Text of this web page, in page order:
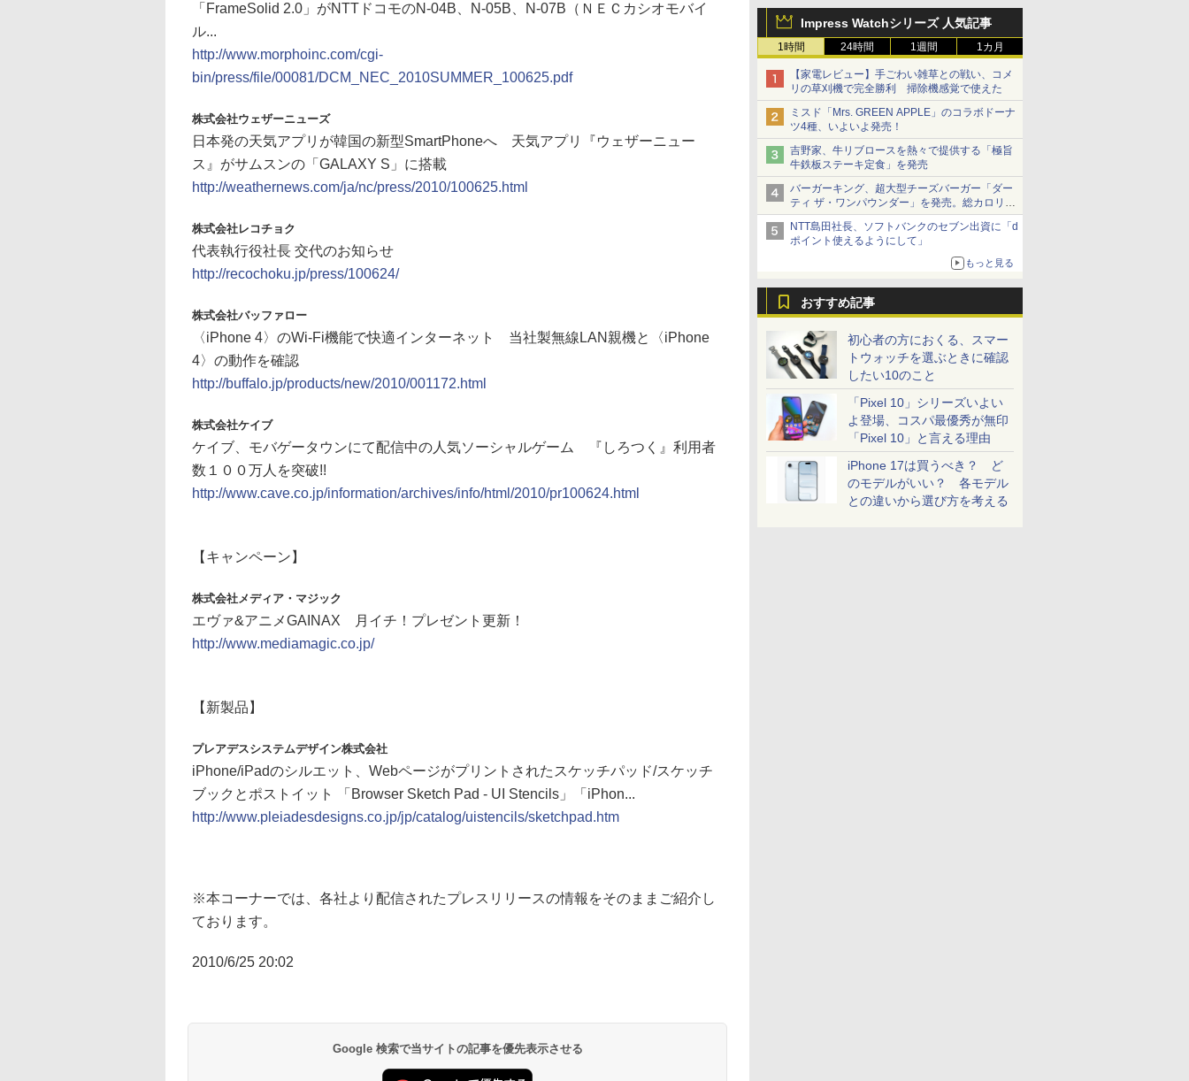
Impress Watchシリーズ 人気記事
1時間 24時間 1週間 1カ月
【家電レビュー】手ごわい雑草との戦い、コメ
リの草刈機で完全勝利 掃除機感覚で使えた
ミスド「Mrs. GREEN APPLE」のコラボドーナ
ツ4種、いよいよ発売！
吉野家、牛リブロースを熱々で提供する「極旨
牛鉄板ステーキ定食」を発売
バーガーキング、超大型チーズバーガー「ダー
ティ ザ・ワンパウンダー」を発売。総カロリー
約1656kcal、総重量約527g！
NTT島田社長、ソフトバンクのセブン出資に「d
ポイント使えるようにして」
もっと見る
おすすめ記事
初心者の方におくる、スマー
トウォッチを選ぶときに確認
したい10のこと
「Pixel 10」シリーズいよい
よ登場、コスパ最優秀が無印
「Pixel 10」と言える理由
iPhone 17は買うべき？ ど
のモデルがいい？ 各モデル
との違いから選び方を考える
「FrameSolid 2.0」がNTTドコモのN-04B、N-05B、N-07B（ＮＥＣカシオモバイ
ル...
http://www.morphoinc.com/cgi-
bin/press/file/00081/DCM_NEC_2010SUMMER_100625.pdf
株式会社ウェザーニューズ
日本発の天気アプリが韓国の新型SmartPhoneへ 天気アプリ『ウェザーニュー
ス』がサムスンの「GALAXY S」に搭載
http://weathernews.com/ja/nc/press/2010/100625.html
株式会社レコチョク
代表執行役社長 交代のお知らせ
http://recochoku.jp/press/100624/
株式会社バッファロー
〈iPhone 4〉のWi-Fi機能で快適インターネット 当社製無線LAN親機と〈iPhone
4〉の動作を確認
http://buffalo.jp/products/new/2010/001172.html
株式会社ケイブ
ケイブ、モバゲータウンにて配信中の人気ソーシャルゲーム 『しろつく』利用者
数１００万人を突破!!
http://www.cave.co.jp/information/archives/info/html/2010/pr100624.html
【キャンペーン】
株式会社メディア・マジック
エヴァ&アニメGAINAX 月イチ！プレゼント更新！
http://www.mediamagic.co.jp/
【新製品】
プレアデスシステムデザイン株式会社
iPhone/iPadのシルエット、Webページがプリントされたスケッチパッド/スケッチ
ブックとポストイット 「Browser Sketch Pad - UI Stencils」「iPhon...
http://www.pleiadesdesigns.co.jp/jp/catalog/uistencils/sketchpad.htm
※本コーナーでは、各社より配信されたプレスリリースの情報をそのままご紹介し
ております。
2010/6/25 20:02
Google 検索で当サイトの記事を優先表示させる